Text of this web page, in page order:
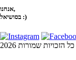
אנחנו,
בסושיאל :)